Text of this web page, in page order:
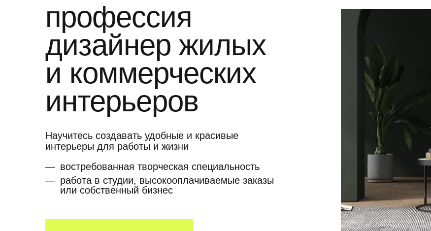
Научитесь создавать удобные и красивые
интерьеры для работы и жизни
профессия
дизайнер жилых
и коммерческих
интерьеров
— работа в студии, высокооплачиваемые заказы
или собственный бизнес
— востребованная творческая специальность